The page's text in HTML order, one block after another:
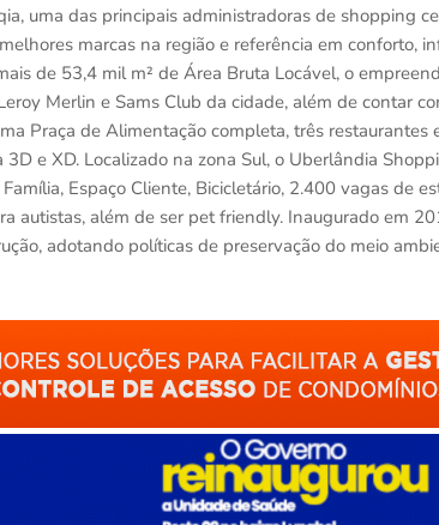
uma das principais administradoras de shopping
marcas na região e referência em conforto,
de 53,4 mil m² de Área Bruta Locável, o
Merlin e Sams Club da cidade, além de contar
Praça de Alimentação completa, três restaurantes
e XD. Localizado na zona Sul, o Uberlândia
Espaço Cliente, Bicicletário, 2.400 vagas de
autistas, além de ser pet friendly. Inaugurado em
adotando políticas de preservação do meio